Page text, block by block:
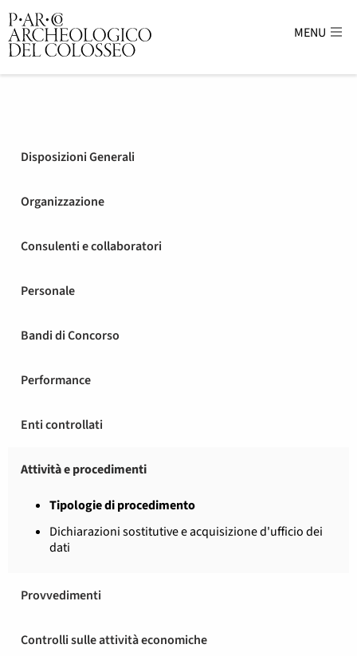
Parco Archeologico del
MENU
Disposizioni Generali
Organizzazione
Consulenti e collaboratori
Personale
Bandi di Concorso
Performance
Enti controllati
Attività e procedimenti
Tipologie di procedimento
Dichiarazioni sostitutive e acquisizione d'ufficio dei
dati
Provvedimenti
Controlli sulle attività economiche